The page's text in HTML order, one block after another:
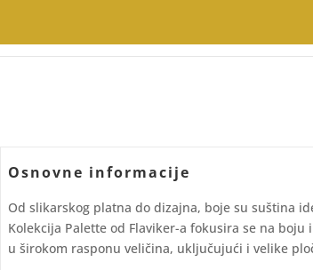
Osnovne informacije
Od slikarskog platna do dizajna, boje su suština
Kolekcija Palette od Flaviker-a fokusira se na boju
u širokom rasponu veličina, uključujući i velike